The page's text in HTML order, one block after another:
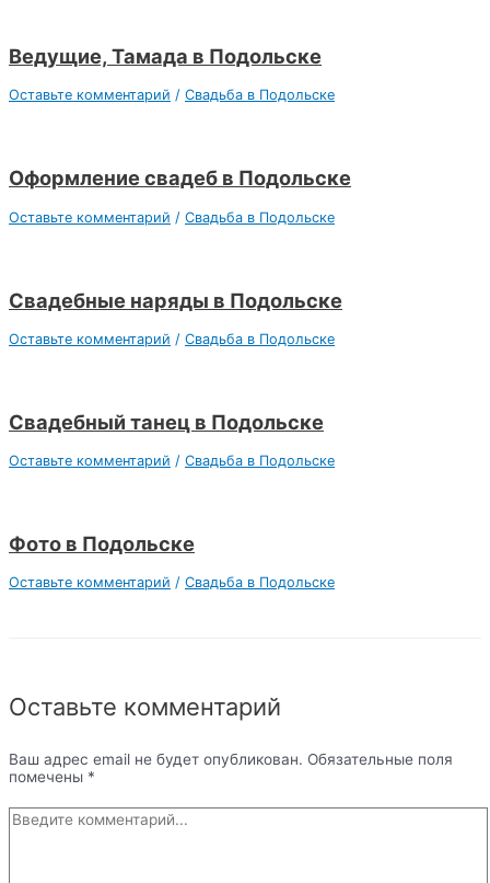
Ведущие, Тамада в Подольске
Оставьте комментарий / Свадьба в Подольске
Оформление свадеб в Подольске
Оставьте комментарий / Свадьба в Подольске
Свадебные наряды в Подольске
Оставьте комментарий / Свадьба в Подольске
Свадебный танец в Подольске
Оставьте комментарий / Свадьба в Подольске
Фото в Подольске
Оставьте комментарий / Свадьба в Подольске
Оставьте комментарий
Ваш адрес email не будет опубликован. Обязательные поля
помечены *
Введите
комментарий...